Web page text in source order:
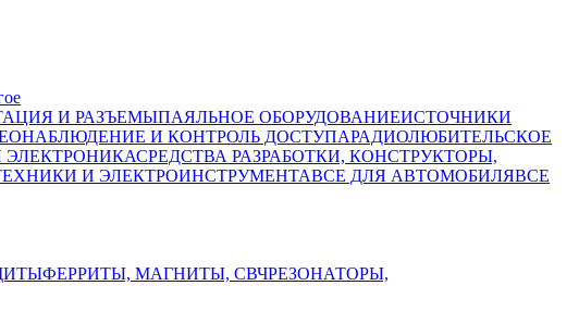
И РАЗЪЕМЫПАЯЛЬНОЕ ОБОРУДОВАНИЕИСТОЧНИКИ
И КОНТРОЛЬ ДОСТУПАРАДИОЛЮБИТЕЛЬСКОЕ
СРЕДСТВА РАЗРАБОТКИ, КОНСТРУКТОРЫ,
И ЭЛЕКТРОИНСТРУМЕНТАВСЕ ДЛЯ АВТОМОБИЛЯВСЕ
ФЕРРИТЫ, МАГНИТЫ, СВЧРЕЗОНАТОРЫ,